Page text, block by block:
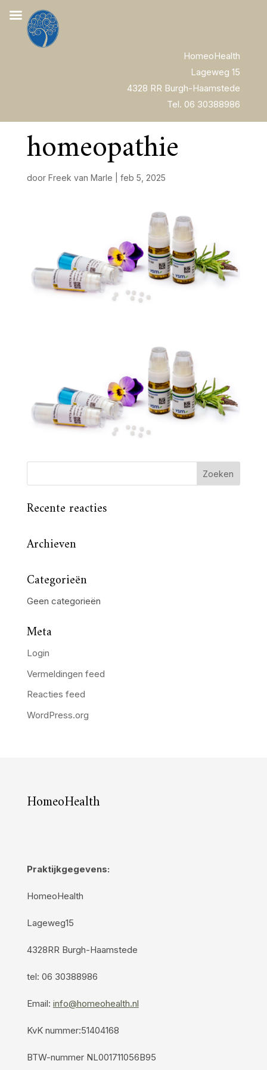
HomeoHealth
Lageweg 15
4328 RR Burgh-Haamstede
Tel. 06 30388986
homeopathie
door Freek van Marle feb 5, 2025
Recente reacties
Archieven
Categorieën
Geen categorieën
Meta
Login
Vermeldingen feed
Reacties feed
WordPress.org
HomeoHealth
Praktijkgegevens:
HomeoHealth
Lageweg15
4328RR Burgh-Haamstede
tel: 06 30388986
Email: info@homeohealth.nl
KvK nummer:51404168
BTW-nummer NL001711056B95